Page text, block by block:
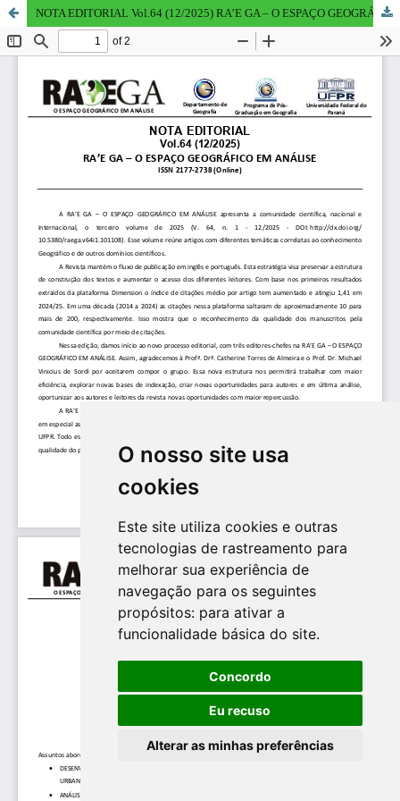
O nosso site usa
cookies
Este site utiliza cookies e outras
tecnologias de rastreamento para
melhorar sua experiência de
navegação para os seguintes
propósitos: para ativar a
funcionalidade básica do site.
Concordo
Eu recuso
Alterar as minhas preferências
NOTA EDITORIAL Vol.64 (12/2025) RA’E GA – O ESPAÇO GEOGRÁFICO EM ANÁLISE